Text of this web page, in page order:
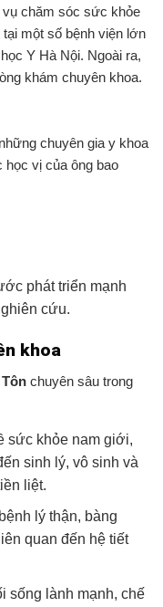
chăm sóc sức khỏe
một số bệnh viện lớn
Y Hà Nội. Ngoài ra,
khám chuyên khoa.
chuyên gia y khoa
học vị của ông bao
phát triển mạnh
cứu.
khoa
chuyên sâu trong
sức khỏe nam giới,
sinh lý, vô sinh và
liệt.
lý thận, bàng
quan đến hệ tiết
sống lành mạnh, chế